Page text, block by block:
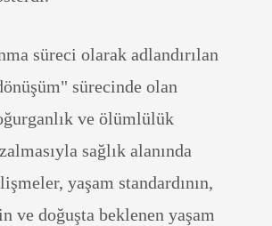
süreci olarak adlandırılan
sürecinde olan
ve ölümlülük
sağlık alanında
yaşam standardının,
ve doğuşta beklenen yaşam